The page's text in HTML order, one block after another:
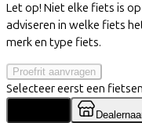
Let op! Niet elke fiets is
adviseren in welke fiets
merk en type fiets.
Proefrit aanvragen
Selecteer eerst een